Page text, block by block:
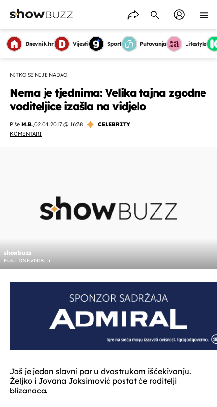
Dnevnik.hr Vijesti Sport Putovanja Lifestyle
NITKO SE NIJE NADAO
Nema je tjednima: Velika tajna zgodne
voditeljice izašla na vidjelo
Piše M.B.,02.04.2017 @ 16:38
CELEBRITY
KOMENTARI
showbuzz
Foto: DNEVNIK.hr
Još je jedan slavni par u dvostrukom iščekivanju.
Željko i Jovana Joksimović postat će roditelji
blizanaca.